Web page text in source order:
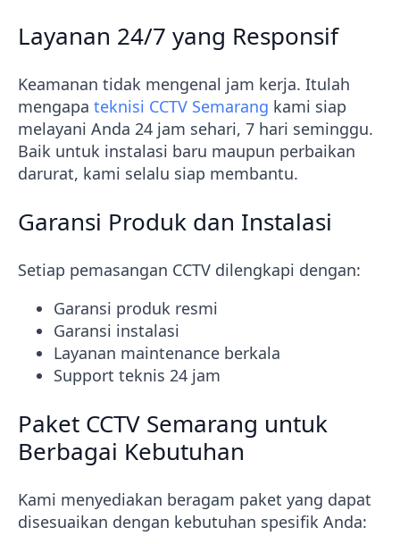
Layanan 24/7 yang Responsif
Keamanan tidak mengenal jam kerja. Itulah
mengapa teknisi CCTV Semarang kami siap
melayani Anda 24 jam sehari, 7 hari seminggu.
Baik untuk instalasi baru maupun perbaikan
darurat, kami selalu siap membantu.
Garansi Produk dan Instalasi
Setiap pemasangan CCTV dilengkapi dengan:
Garansi produk resmi
Garansi instalasi
Layanan maintenance berkala
Support teknis 24 jam
Paket CCTV Semarang untuk
Berbagai Kebutuhan
Kami menyediakan beragam paket yang dapat
disesuaikan dengan kebutuhan spesifik Anda: